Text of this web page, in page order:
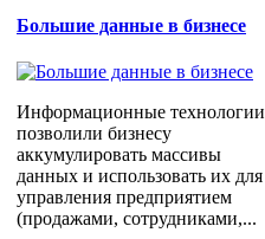
Большие данные в бизнесе
Информационные технологии
позволили бизнесу
аккумулировать массивы
данных и использовать их для
управления предприятием
(продажами, сотрудниками,...